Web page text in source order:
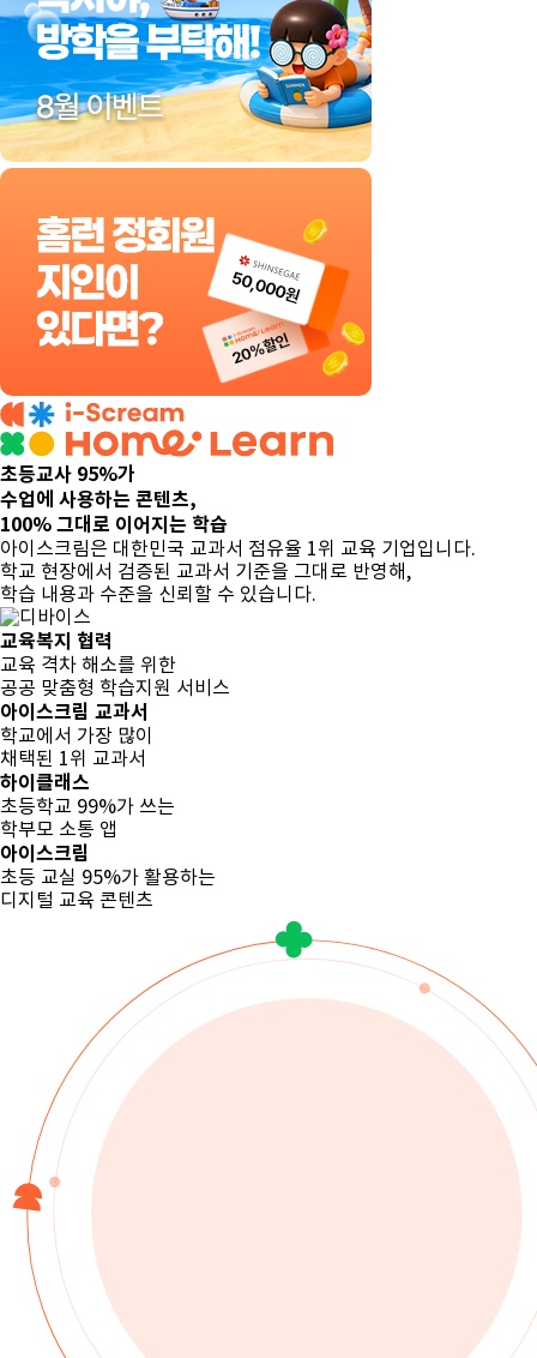
초등교사 95%가
수업에 사용하는 콘텐츠,
100% 그대로 이어지는 학습
아이스크림은 대한민국 교과서 점유율 1위 교육 기업입니다.
학교 현장에서 검증된 교과서 기준을 그대로 반영해,
학습 내용과 수준을 신뢰할 수 있습니다.
교육복지 협력
교육 격차 해소를 위한
공공 맞춤형 학습지원 서비스
아이스크림 교과서
학교에서 가장 많이
채택된 1위 교과서
하이클래스
초등학교 99%가 쓰는
학부모 소통 앱
아이스크림
초등 교실 95%가 활용하는
디지털 교육 콘텐츠